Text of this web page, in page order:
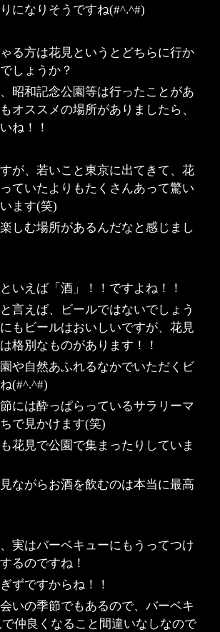
になりそうですね(#^.^#)
る方は花見というとどちらに行か
しょうか？
昭和記念公園等は行ったことがあ
オススメの場所がありましたら、
ね！！
が、若いこと東京に出てきて、花
ていたよりもたくさんあって驚い
ます(笑)
しむ場所があるんだなと感じまし
いえば「酒」！！ですよね！！
言えば、ビールではないでしょう
もビールはおいしいですが、花見
格別なものがあります！！
や自然あふれるなかでいただくビ
(#^.^#)
には酔っぱらっているサラリーマ
で見かけます(笑)
花見で公園で集まったりしていま
ながらお酒を飲むのは本当に最高
実はバーベキューにもうってつけ
るのですね！
ずですからね！！
いの季節でもあるので、バーベキ
仲良くなること間違いなしなので